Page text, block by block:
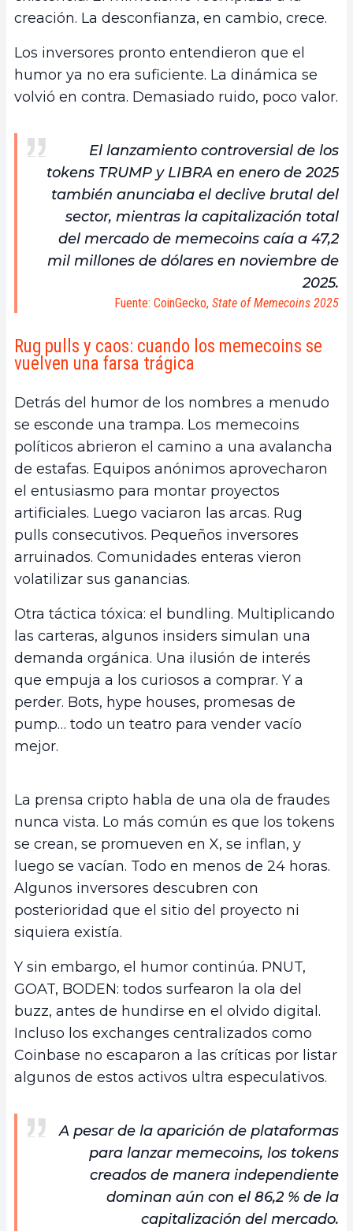
creación. La desconfianza, en cambio, crece.
Los inversores pronto entendieron que el
humor ya no era suficiente. La dinámica se
volvió en contra. Demasiado ruido, poco valor.
El lanzamiento controversial de los
tokens TRUMP y LIBRA en enero de 2025
también anunciaba el declive brutal del
sector, mientras la capitalización total
del mercado de memecoins caía a 47,2
mil millones de dólares en noviembre de
2025.
Fuente: CoinGecko, State of Memecoins 2025
Rug pulls y caos: cuando los memecoins se
vuelven una farsa trágica
Detrás del humor de los nombres a menudo
se esconde una trampa. Los memecoins
políticos abrieron el camino a una avalancha
de estafas. Equipos anónimos aprovecharon
el entusiasmo para montar proyectos
artificiales. Luego vaciaron las arcas. Rug
pulls consecutivos. Pequeños inversores
arruinados. Comunidades enteras vieron
volatilizar sus ganancias.
Otra táctica tóxica: el bundling. Multiplicando
las carteras, algunos insiders simulan una
demanda orgánica. Una ilusión de interés
que empuja a los curiosos a comprar. Y a
perder. Bots, hype houses, promesas de
pump… todo un teatro para vender vacío
mejor.
La prensa cripto habla de una ola de fraudes
nunca vista. Lo más común es que los tokens
se crean, se promueven en X, se inflan, y
luego se vacían. Todo en menos de 24 horas.
Algunos inversores descubren con
posterioridad que el sitio del proyecto ni
siquiera existía.
Y sin embargo, el humor continúa. PNUT,
GOAT, BODEN: todos surfearon la ola del
buzz, antes de hundirse en el olvido digital.
Incluso los exchanges centralizados como
Coinbase no escaparon a las críticas por listar
algunos de estos activos ultra especulativos.
A pesar de la aparición de plataformas
para lanzar memecoins, los tokens
creados de manera independiente
dominan aún con el 86,2 % de la
capitalización del mercado.